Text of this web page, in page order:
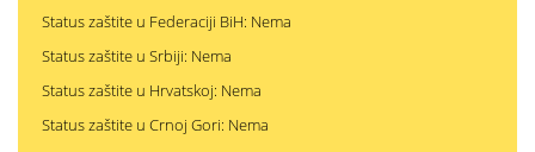
Status zaštite u Federaciji BiH: Nema
Status zaštite u Srbiji: Nema
Status zaštite u Hrvatskoj: Nema
Status zaštite u Crnoj Gori: Nema